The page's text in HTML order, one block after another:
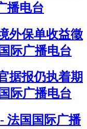
播电台
外保单收益徵
际广播电台
据报仍执着期
际广播电台
法国国际广播